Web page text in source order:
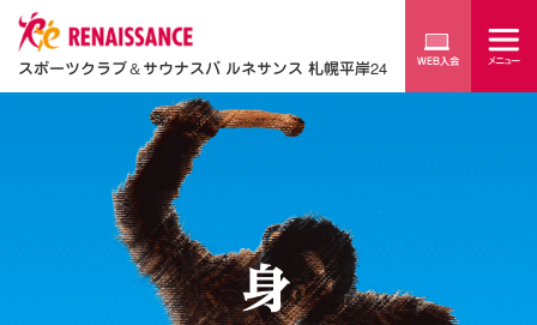
スポーツクラブ＆サウナスパ ルネサンス 札幌平岸24